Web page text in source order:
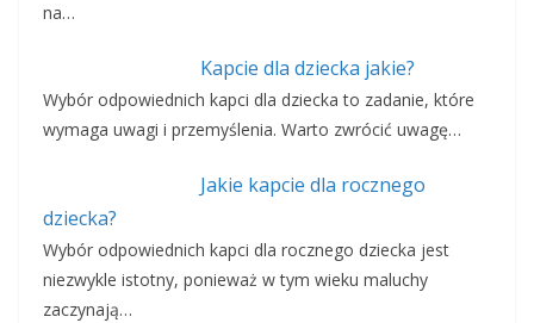
na…
Kapcie dla dziecka jakie?
Wybór odpowiednich kapci dla dziecka to zadanie, które
wymaga uwagi i przemyślenia. Warto zwrócić uwagę…
Jakie kapcie dla rocznego
dziecka?
Wybór odpowiednich kapci dla rocznego dziecka jest
niezwykle istotny, ponieważ w tym wieku maluchy
zaczynają…